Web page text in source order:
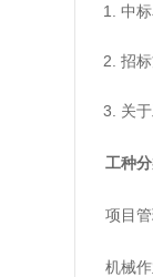
1. 中
2. 招
3. 关
工种
项目
机械